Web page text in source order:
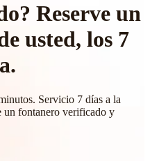
Reserve un
usted, los 7
Servicio 7 días a la
un fontanero verificado y